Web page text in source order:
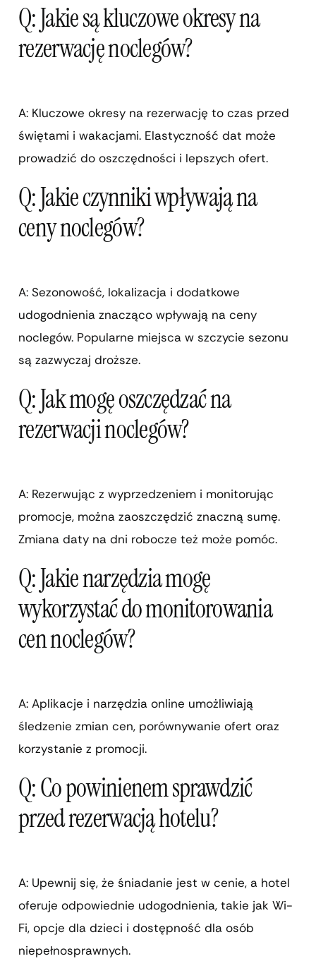
Q: Jakie są kluczowe okresy na
rezerwację noclegów?
A: Kluczowe okresy na rezerwację to czas przed
świętami i wakacjami. Elastyczność dat może
prowadzić do oszczędności i lepszych ofert.
Q: Jakie czynniki wpływają na
ceny noclegów?
A: Sezonowość, lokalizacja i dodatkowe
udogodnienia znacząco wpływają na ceny
noclegów. Popularne miejsca w szczycie sezonu
są zazwyczaj droższe.
Q: Jak mogę oszczędzać na
rezerwacji noclegów?
A: Rezerwując z wyprzedzeniem i monitorując
promocje, można zaoszczędzić znaczną sumę.
Zmiana daty na dni robocze też może pomóc.
Q: Jakie narzędzia mogę
wykorzystać do monitorowania
cen noclegów?
A: Aplikacje i narzędzia online umożliwiają
śledzenie zmian cen, porównywanie ofert oraz
korzystanie z promocji.
Q: Co powinienem sprawdzić
przed rezerwacją hotelu?
A: Upewnij się, że śniadanie jest w cenie, a hotel
oferuje odpowiednie udogodnienia, takie jak Wi-
Fi, opcje dla dzieci i dostępność dla osób
niepełnosprawnych.